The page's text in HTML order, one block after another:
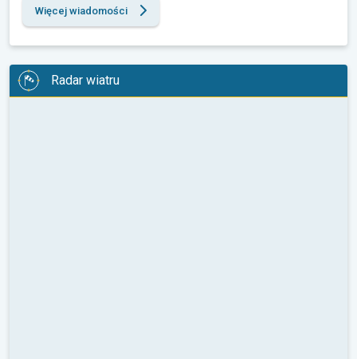
Więcej wiadomości
Radar wiatru